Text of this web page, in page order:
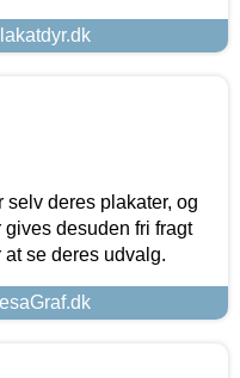
selv deres plakater, og
gives desuden fri fragt
se deres udvalg.